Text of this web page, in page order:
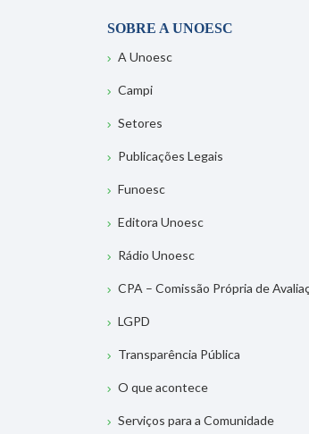
SOBRE A UNOESC
A Unoesc
Campi
Setores
Publicações Legais
Funoesc
Editora Unoesc
Rádio Unoesc
CPA – Comissão Própria de
LGPD
Transparência Pública
O que acontece
Serviços para a Comunidade